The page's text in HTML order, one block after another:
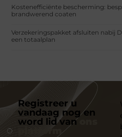
Kostenefficiënte bescherming:
brandwerend coaten
Verzekeringspakket afsluiten nabij
een totaalplan
Registreer u
vandaag nog en
word lid van
platform